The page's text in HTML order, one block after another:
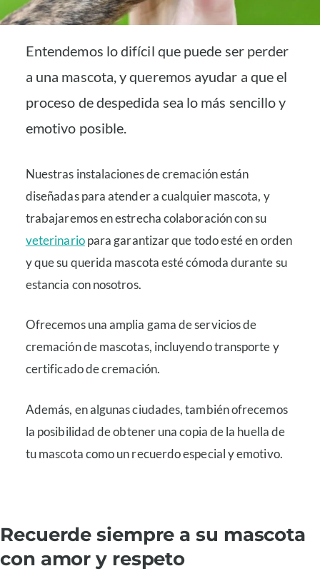
Entendemos lo difícil que puede ser perder
a una mascota, y queremos ayudar a que el
proceso de despedida sea lo más sencillo y
emotivo posible.
Nuestras instalaciones de cremación están
diseñadas para atender a cualquier mascota, y
trabajaremos en estrecha colaboración con su
veterinariopara garantizar que todo esté en orden
y que su querida mascota esté cómoda durante su
estancia con nosotros.
Ofrecemos una amplia gama de servicios de
cremación de mascotas, incluyendo transporte y
certificado de cremación.
Además, en algunas ciudades, también ofrecemos
la posibilidad de obtener una copia de la huella de
tu mascota como un recuerdo especial y emotivo.
Recuerde siempre a su mascota
con amor y respeto